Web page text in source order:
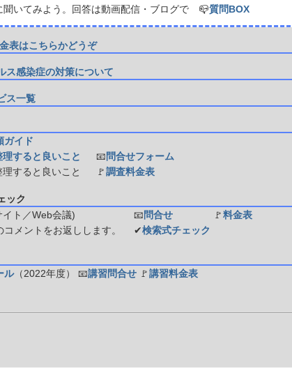
聞いてみよう。回答は動画配信・ブログで 📪質問BOX
表はこちらかどうぞ
ス感染症の対策について
ス一覧
ガイド
すると良いこと 📧 問合せフォーム
すると良いこと
🚩 調査料金表
ック
ト／Web会議)
📧 問合せ 🚩 料金表
メントをお返しします。
✔検索式チェック
ル（2022年度） 📧講習問合せ 🚩 講習料金表